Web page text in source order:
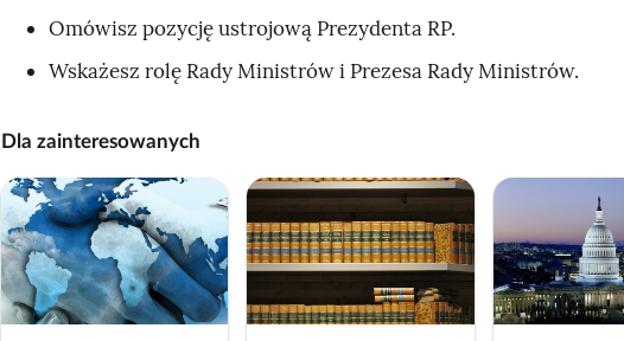
ą
ę
z
w
i
e
Omówisz pozycję ustrojową Prezydenta RP.
Wskażesz rolę Rady Ministrów i Prezesa Rady Ministrów.
Dla zainteresowanych